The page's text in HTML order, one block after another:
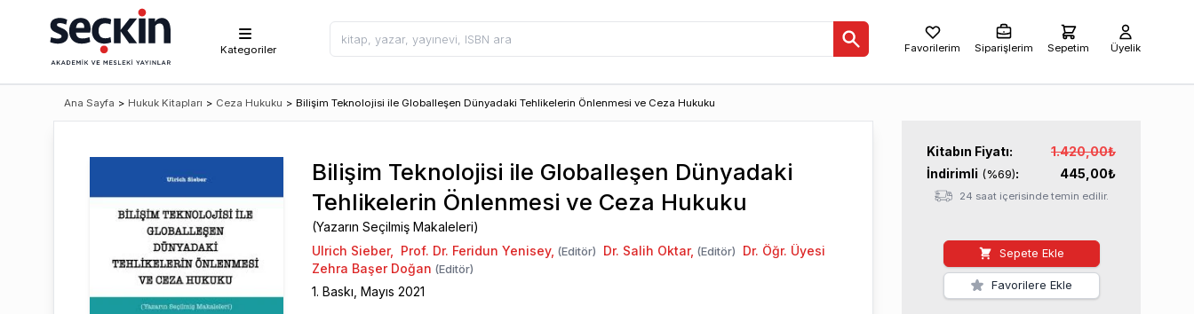
Kategoriler Favorilerim Siparişlerim Sepetim Üyelik
Ana Sayfa > Hukuk Kitapları > Ceza Hukuku > Bilişim Teknolojisi ile Globalleşen Dünyadaki Tehlikelerin Önlenmesi ve Ceza Hukuku
Bilişim Teknolojisi ile Globalleşen Dünyadaki
Tehlikelerin Önlenmesi ve Ceza Hukuku
(Yazarın Seçilmiş Makaleleri)
Ulrich Sieber, Prof. Dr. Feridun Yenisey, (Editör) Dr. Salih Oktar, (Editör)
Dr. Öğr. Üyesi
Zehra Başer Doğan (Editör)
1. Baskı, Mayıs 2021
Kitabın Fiyatı: 1.420,00₺
İndirimli (%69): 445,00₺
24 saat içerisinde temin edilir.
Sepete Ekle
Favorilere Ekle